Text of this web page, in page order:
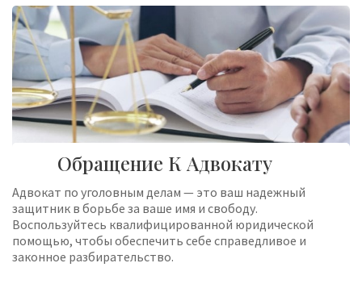
Обращение К Адвокату
Адвокат по уголовным делам — это ваш надежный
защитник в борьбе за ваше имя и свободу.
Воспользуйтесь квалифицированной юридической
помощью, чтобы обеспечить себе справедливое и
законное разбирательство.